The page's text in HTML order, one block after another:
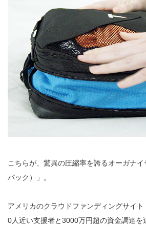
こちらが、驚異の圧縮率を誇るオーガナ
パック）」。
アメリカのクラウドファンディングサイ
0人近い支援者と3000万円超の資金調達を